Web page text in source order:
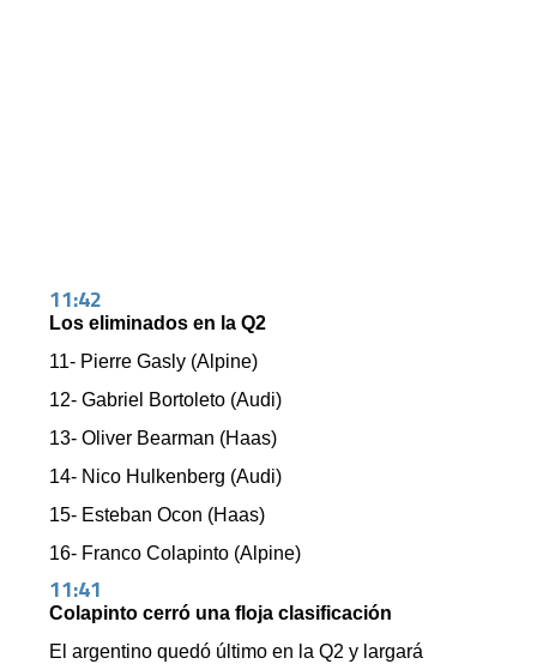
11:42
Los eliminados en la Q2
11- Pierre Gasly (Alpine)
12- Gabriel Bortoleto (Audi)
13- Oliver Bearman (Haas)
14- Nico Hulkenberg (Audi)
15- Esteban Ocon (Haas)
16- Franco Colapinto (Alpine)
11:41
Colapinto cerró una floja clasificación
El argentino quedó último en la Q2 y largará